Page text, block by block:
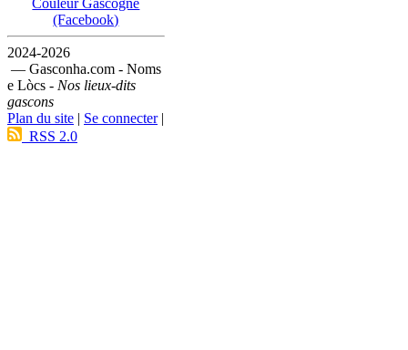
Couleur Gascogne
(Facebook)
2024-2026
— Gasconha.com - Noms
e Lòcs - Nos lieux-dits
gascons
Plan du site | Se connecter|
RSS 2.0